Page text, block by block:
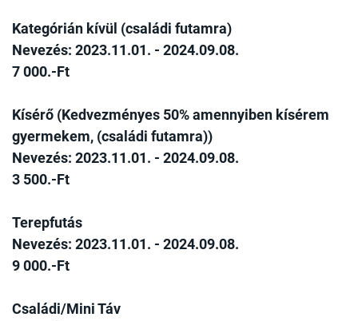
Kategórián kívül (családi futamra)
Nevezés: 2023.11.01. - 2024.09.08.
7 000.-Ft
Kísérő (Kedvezményes 50% amennyiben kísérem
gyermekem, (családi futamra))
Nevezés: 2023.11.01. - 2024.09.08.
3 500.-Ft
Terepfutás
Nevezés: 2023.11.01. - 2024.09.08.
9 000.-Ft
Családi/Mini Táv